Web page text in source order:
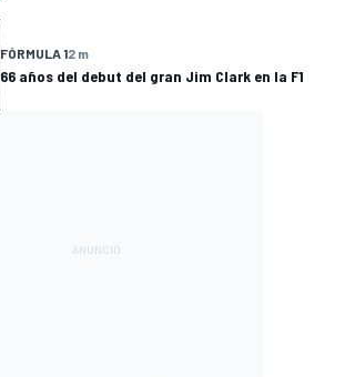
FÓRMULA 12 m
66 años del debut del gran Jim Clark en la F1